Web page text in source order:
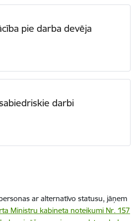
pie darba devēja
darbi
ar alternatīvo statusu, jāņem
Ministru kabineta noteikumi Nr. 157